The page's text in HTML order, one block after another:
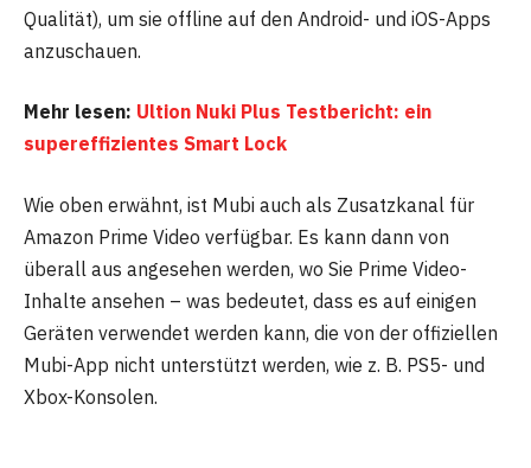
Qualität), um sie offline auf den Android- und iOS-Apps
anzuschauen.
Mehr lesen: Ultion Nuki Plus Testbericht: ein
supereffizientes Smart Lock
Wie oben erwähnt, ist Mubi auch als Zusatzkanal für
Amazon Prime Video verfügbar. Es kann dann von
überall aus angesehen werden, wo Sie Prime Video-
Inhalte ansehen – was bedeutet, dass es auf einigen
Geräten verwendet werden kann, die von der offiziellen
Mubi-App nicht unterstützt werden, wie z. B. PS5- und
Xbox-Konsolen.